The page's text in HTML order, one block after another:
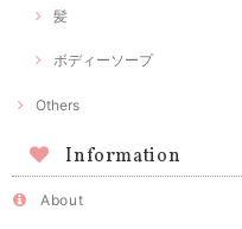
髪
ボディーソープ
Others
Information
About